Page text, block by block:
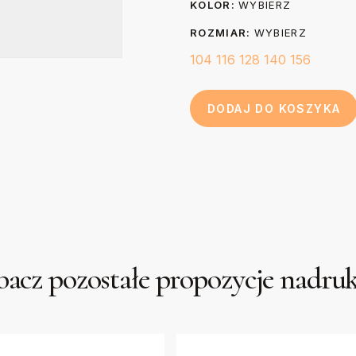
KOLOR:WYBIERZ
ROZMIAR: WYBIERZ
104 116 128 140 156
DODAJ DO KOSZYKA
pozostałe propozycje